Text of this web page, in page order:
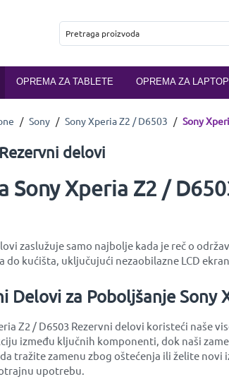
OPREMA ZA TABLETE OPREMA ZA LAPTOP
/ Sony / Sony Xperia Z2 / D6503 / Sony
delovi
Sony Xperia Z2 /
zaslužuje samo najbolje kada je reč o
do kućišta, uključujući nezaobilazne LCD
Delovi za Poboljšanje Sony
Z2 / D6503 Rezervni delovi koristeći naše
između ključnih komponenti, dok naši
tražite zamenu zbog oštećenja ili želite novi
upotrebu.